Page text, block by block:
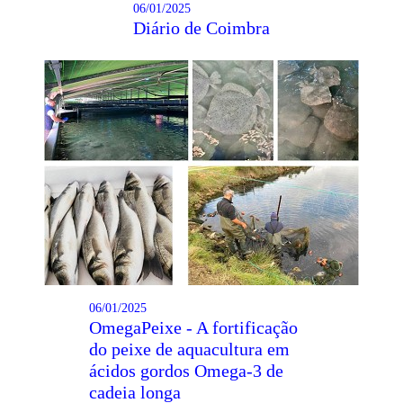
06/01/2025
Diário de Coimbra
06/01/2025
OmegaPeixe - A fortificação
do peixe de aquacultura em
ácidos gordos Omega-3 de
cadeia longa